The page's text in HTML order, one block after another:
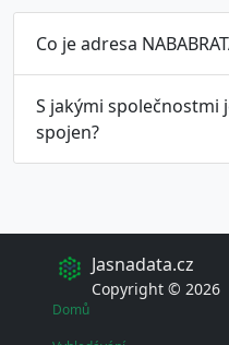
Co je adresa
S jakými společnostmi
spojen?
Jasnadata.cz
Copyright © 2026
Domů